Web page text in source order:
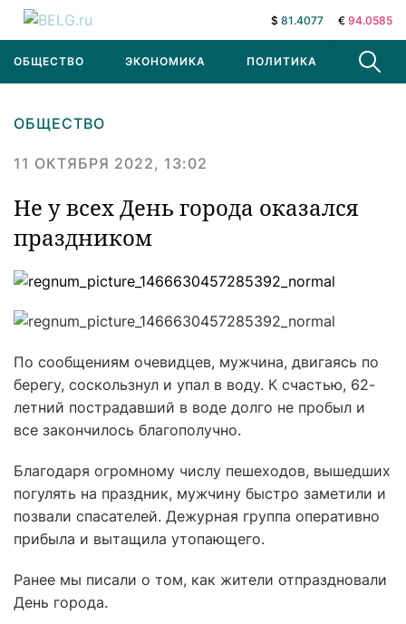
$ 81.4077 € 94.0585
ОБЩЕСТВО ЭКОНОМИКА ПОЛИТИКА В МИРЕ
ОБЩЕСТВО
11 ОКТЯБРЯ 2022, 13:02
Не у всех День города оказался
праздником
По сообщениям очевидцев, мужчина, двигаясь по
берегу, соскользнул и упал в воду. К счастью, 62-
летний пострадавший в воде долго не пробыл и
все закончилось благополучно.
Благодаря огромному числу пешеходов, вышедших
погулять на праздник, мужчину быстро заметили и
позвали спасателей. Дежурная группа оперативно
прибыла и вытащила утопающего.
Ранее мы писали о том, как жители отпраздновали
День города.